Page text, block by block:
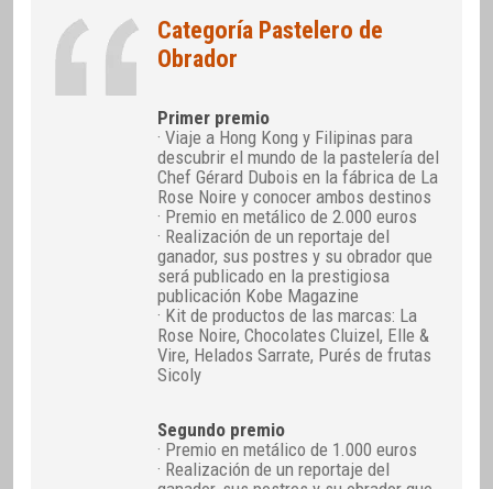
Categoría Pastelero de
Obrador
Primer premio
· Viaje a Hong Kong y Filipinas para
descubrir el mundo de la pastelería del
Chef Gérard Dubois en la fábrica de La
Rose Noire y conocer ambos destinos
· Premio en metálico de 2.000 euros
· Realización de un reportaje del
ganador, sus postres y su obrador que
será publicado en la prestigiosa
publicación Kobe Magazine
· Kit de productos de las marcas: La
Rose Noire, Chocolates Cluizel, Elle &
Vire, Helados Sarrate, Purés de frutas
Sicoly
Segundo premio
· Premio en metálico de 1.000 euros
· Realización de un reportaje del